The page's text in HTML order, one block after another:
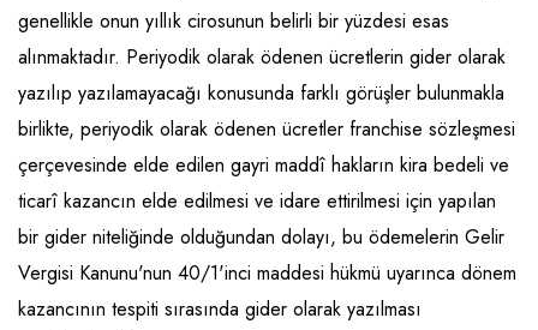
genellikle onun yıllık cirosunun belirli bir yüzdesi esas
alınmaktadır. Periyodik olarak ödenen ücretlerin gider olarak
yazılıp yazılamayacağı konusunda farklı görüşler bulunmakla
birlikte, periyodik olarak ödenen ücretler franchise sözleşmesi
çerçevesinde elde edilen gayri maddî hakların kira bedeli ve
ticarî kazancın elde edilmesi ve idare ettirilmesi için yapılan
bir gider niteliğinde olduğundan dolayı, bu ödemelerin Gelir
Vergisi Kanunu'nun 40/1'inci maddesi hükmü uyarınca dönem
kazancının tespiti sırasında gider olarak yazılması